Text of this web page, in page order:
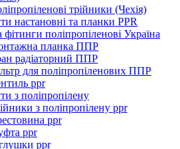
трійники (Чехія)
настановні та планки PPR
фітинги поліпропіленові Україна
планка ППР
радіаторний ППР
для поліпропіленових ППР
ppr
з поліпропілену
з поліпропілену ppr
ppr
ppr
ppr